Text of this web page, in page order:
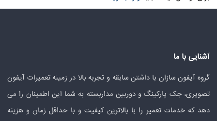
آشنایی با ما
گروه آیفون سازان با داشتن سابقه و تجربه بالا در زمینه تعمیرات آیفون
تصویری، جک پارکینگ و دوربین مداربسته به شما این اطمینان را می
دهد که خدمات تعمیر را با بالاترین کیفیت و با حداقل زمان و هزینه